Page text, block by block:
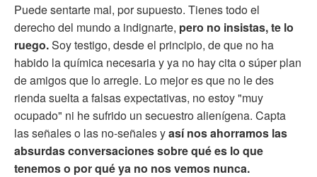
Puede sentarte mal, por supuesto. Tienes todo el
derecho del mundo a indignarte, pero no insistas, te lo
ruego.Soy testigo, desde el principio, de que no ha
habido la química necesaria y ya no hay cita o súper plan
de amigos que lo arregle. Lo mejor es que no le des
rienda suelta a falsas expectativas, no estoy "muy
ocupado" ni he sufrido un secuestro alienígena. Capta
las señales o las no-señales yasí nos ahorramos las
absurdas conversaciones sobre qué es lo que
tenemos o por qué ya no nos vemos nunca.